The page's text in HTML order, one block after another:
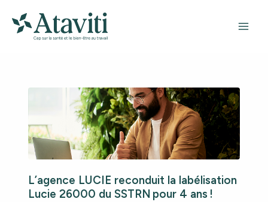
contenu
L’agence LUCIE reconduit la labélisation
Lucie 26000 du SSTRN pour 4 ans !